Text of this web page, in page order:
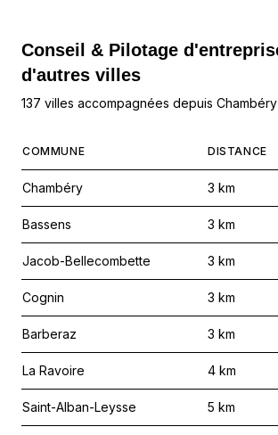
Conseil & Pilotage
d'autres villes
137 villes accompagnées depuis Chambéry
COMMUNE DISTANCE
Chambéry 3 km
Bassens 3 km
Jacob-Bellecombette 3 km
Cognin 3 km
Barberaz 3 km
La Ravoire 4 km
Saint-Alban-Leysse 5 km